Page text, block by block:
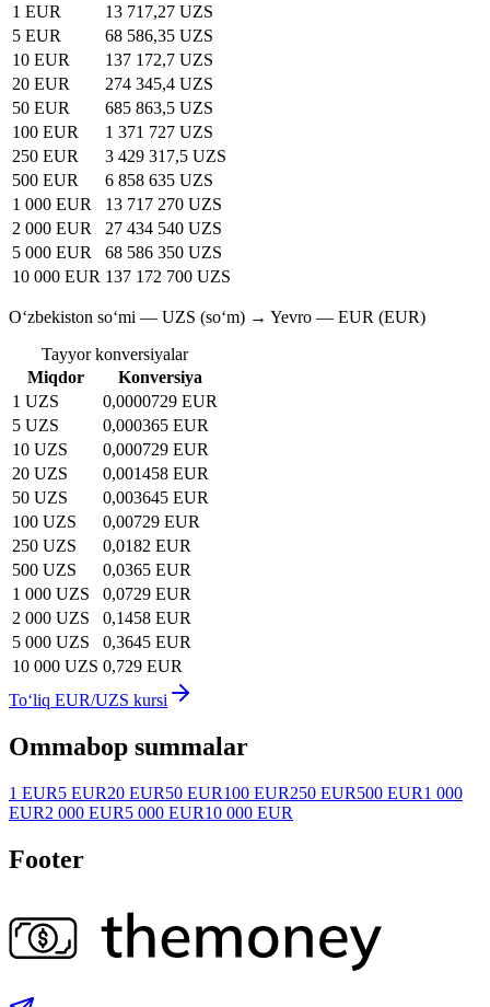
1 EUR
13 717,27 UZS
5 EUR
68 586,35 UZS
10 EUR
137 172,7 UZS
20 EUR
274 345,4 UZS
50 EUR
685 863,5 UZS
100 EUR
1 371 727 UZS
250 EUR
3 429 317,5 UZS
500 EUR
6 858 635 UZS
1 000 EUR
13 717 270 UZS
2 000 EUR
27 434 540 UZS
5 000 EUR
68 586 350 UZS
10 000 EUR 137 172 700 UZS
O‘zbekiston so‘mi — UZS (soʻm) → Yevro — EUR (EUR)
Tayyor konversiyalar
Miqdor
Konversiya
1 UZS
0,0000729 EUR
5 UZS
0,000365 EUR
10 UZS
0,000729 EUR
20 UZS
0,001458 EUR
50 UZS
0,003645 EUR
100 UZS
0,00729 EUR
250 UZS
0,0182 EUR
500 UZS
0,0365 EUR
1 000 UZS
0,0729 EUR
2 000 UZS
0,1458 EUR
5 000 UZS
0,3645 EUR
10 000 UZS 0,729 EUR
To‘liq EUR/UZS kursi
Ommabop summalar
1 EUR5 EUR20 EUR50 EUR100 EUR250 EUR500 EUR1 000
EUR2 000 EUR5 000 EUR10 000 EUR
Footer